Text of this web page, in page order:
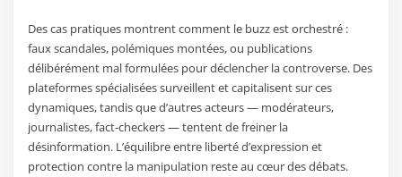
Des cas pratiques montrent comment le buzz est orchestré :
faux scandales, polémiques montées, ou publications
délibérément mal formulées pour déclencher la controverse. Des
plateformes spécialisées surveillent et capitalisent sur ces
dynamiques, tandis que d’autres acteurs — modérateurs,
journalistes, fact-checkers — tentent de freiner la
désinformation. L’équilibre entre liberté d’expression et
protection contre la manipulation reste au cœur des débats.